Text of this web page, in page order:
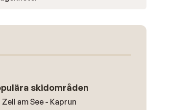
skidområden
Zell am See - Kaprun